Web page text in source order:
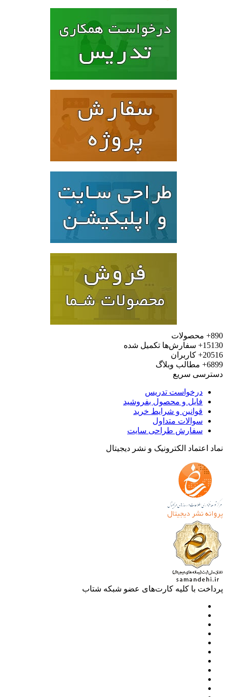
محصولات
سفارش‌ها تکمیل شده
کاربران
مطالب وبلاگ
سریع
درخواست تدریس
فایل و محصول بفروشید
قوانین و شرایط خرید
سوالات متداول
سفارش طراحی سایت
اعتماد الکترونیک و نشر دیجیتال
با کلیه کارت‌های عضو شبکه شتاب